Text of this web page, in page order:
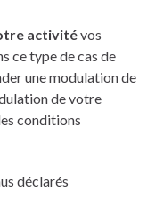
activitévos
ce type de cas de
une modulation de
de votre
conditions
déclarés